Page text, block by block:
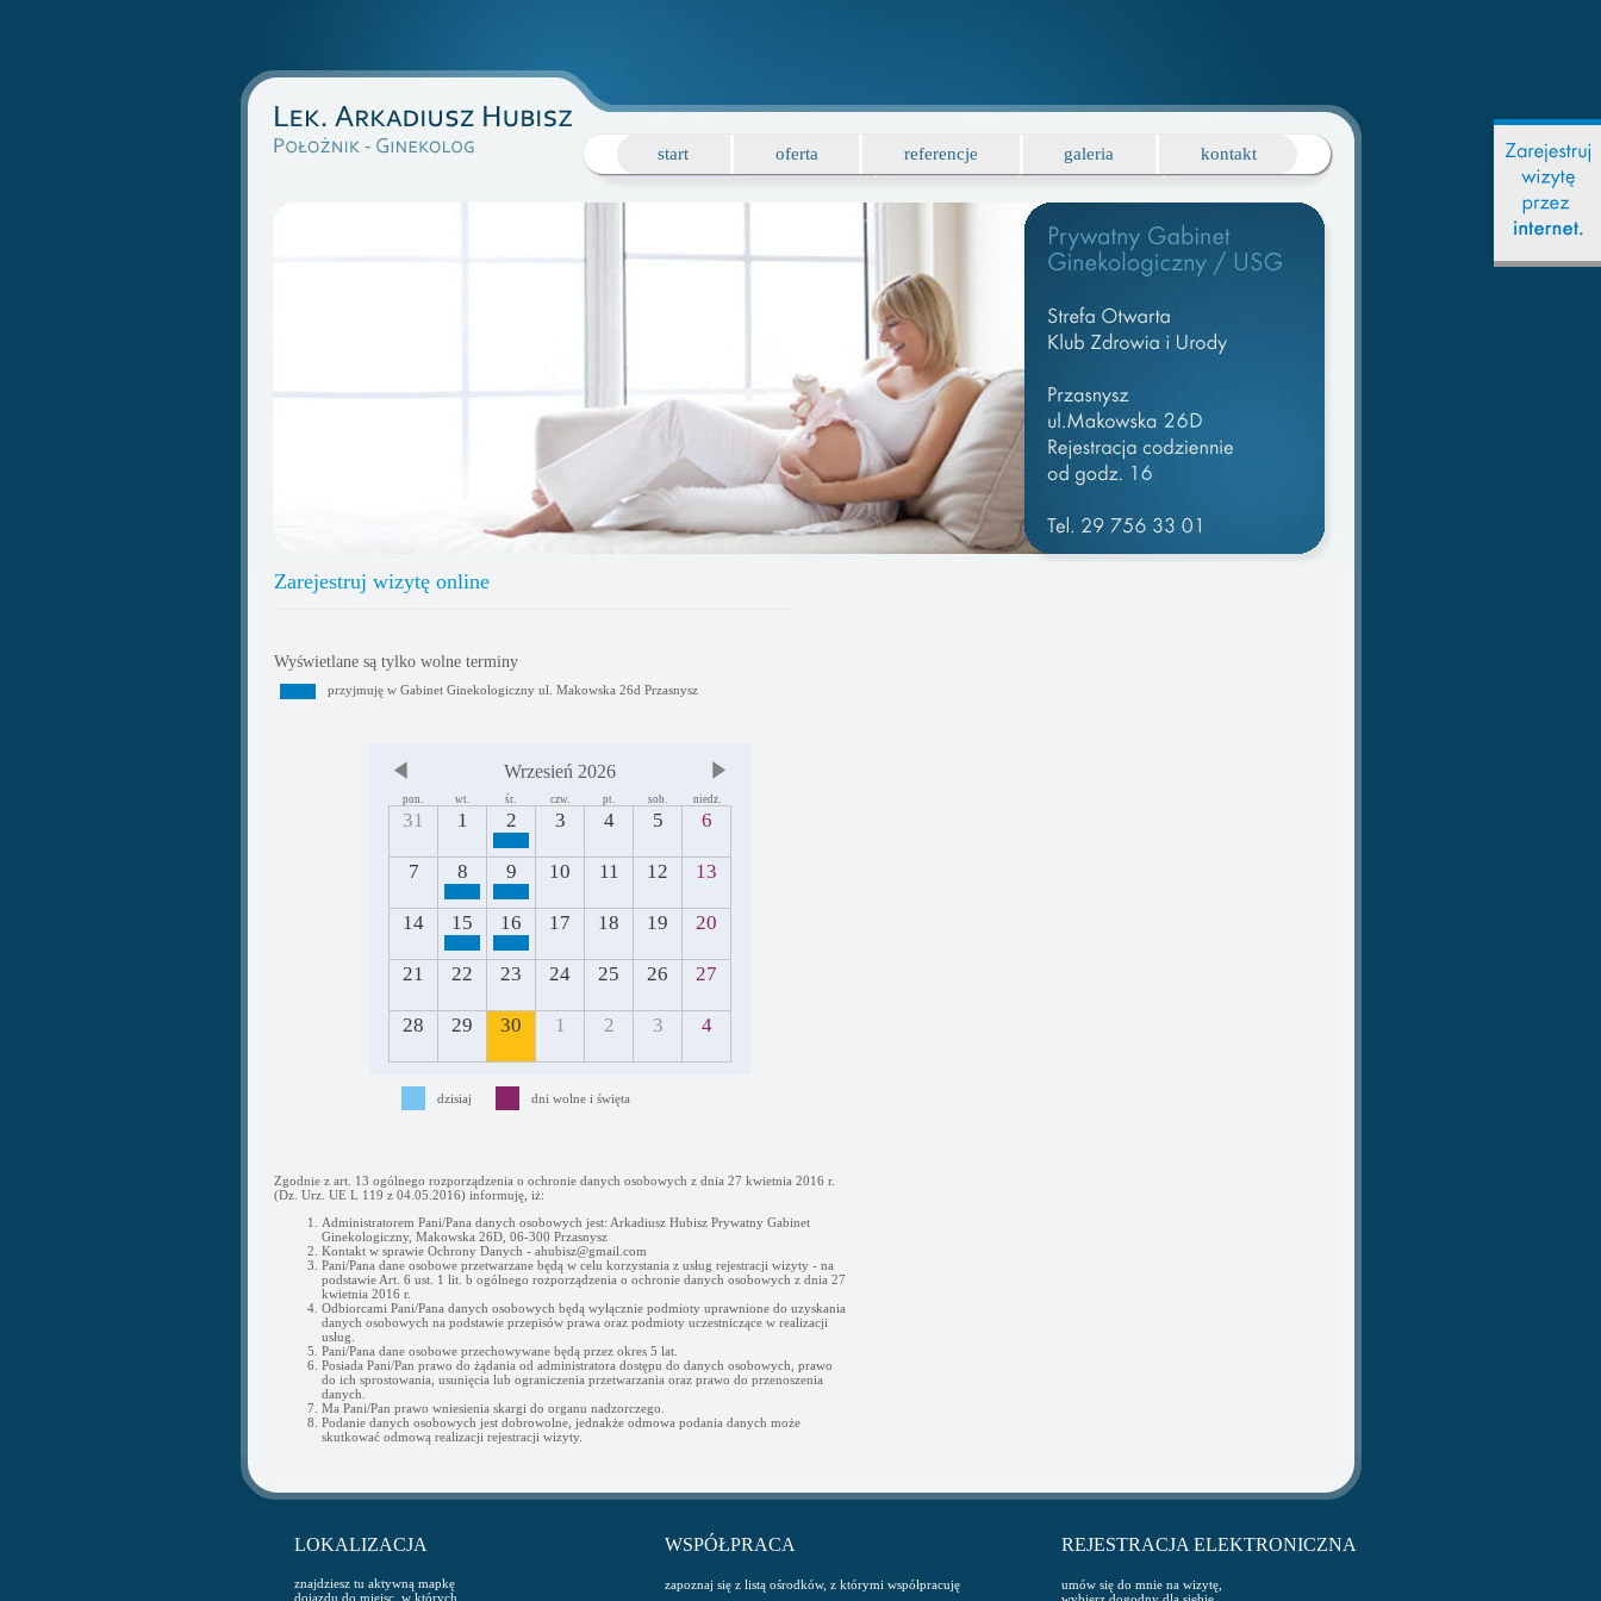
start oferta referencje galeria kontakt
Zarejestruj wizytę online
Wyświetlane są tylko wolne terminy
przyjmuję w Gabinet Ginekologiczny ul. Makowska 26d Przasnysz
Wrzesień 2026
pon. wt. śr. czw. pt. sob. niedz.
31 1 2 3 4 5 6
7 8 9 10 11 12 13
14 15 16 17 18 19 20
21 22 23 24 25 26 27
28 29 30 1 2 3 4
dzisiaj dni wolne i święta
Zgodnie z art. 13 ogólnego rozporządzenia o ochronie danych osobowych z dnia 27 kwietnia 2016 r.
(Dz. Urz. UE L 119 z 04.05.2016) informuję, iż:
Administratorem Pani/Pana danych osobowych jest: Arkadiusz Hubisz Prywatny Gabinet
Ginekologiczny, Makowska 26D, 06-300 Przasnysz
Kontakt w sprawie Ochrony Danych - ahubisz@gmail.com
Pani/Pana dane osobowe przetwarzane będą w celu korzystania z usług rejestracji wizyty - na
podstawie Art. 6 ust. 1 lit. b ogólnego rozporządzenia o ochronie danych osobowych z dnia 27
kwietnia 2016 r.
Odbiorcami Pani/Pana danych osobowych będą wyłącznie podmioty uprawnione do uzyskania
danych osobowych na podstawie przepisów prawa oraz podmioty uczestniczące w realizacji
usług.
Pani/Pana dane osobowe przechowywane będą przez okres 5 lat.
Posiada Pani/Pan prawo do żądania od administratora dostępu do danych osobowych, prawo
do ich sprostowania, usunięcia lub ograniczenia przetwarzania oraz prawo do przenoszenia
danych.
Ma Pani/Pan prawo wniesienia skargi do organu nadzorczego.
Podanie danych osobowych jest dobrowolne, jednakże odmowa podania danych może
skutkować odmową realizacji rejestracji wizyty.
LOKALIZACJA
znajdziesz tu aktywną mapkę
dojazdu do miejsc, w których
WSPÓŁPRACA
zapoznaj się z listą ośrodków, z którymi współpracuję
REJESTRACJA ELEKTRONICZNA
umów się do mnie na wizytę,